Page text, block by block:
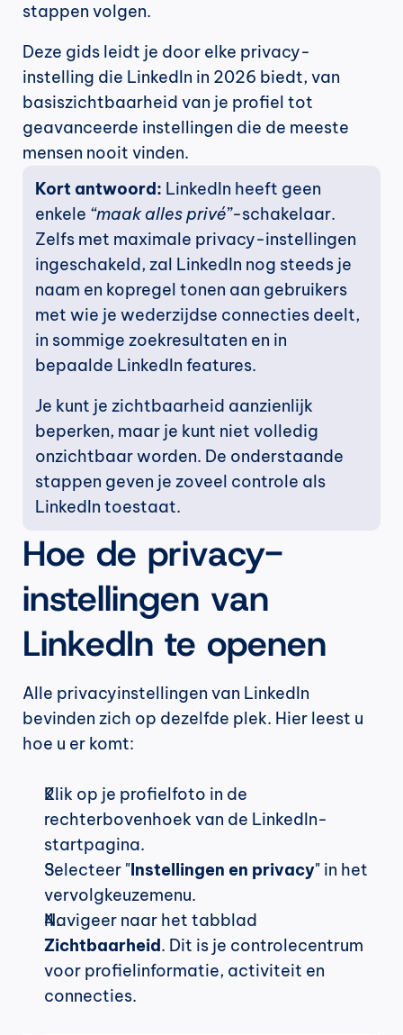
stappen volgen.
Deze gids leidt je door elke privacy-
instelling die LinkedIn in 2026 biedt, van
basiszichtbaarheid van je profiel tot
geavanceerde instellingen die de meeste
mensen nooit vinden.
Kort antwoord: LinkedIn heeft geen
enkele “maak alles privé”-schakelaar.
Zelfs met maximale privacy-instellingen
ingeschakeld, zal LinkedIn nog steeds je
naam en kopregel tonen aan gebruikers
met wie je wederzijdse connecties deelt,
in sommige zoekresultaten en in
bepaalde LinkedIn features.
Je kunt je zichtbaarheid aanzienlijk
beperken, maar je kunt niet volledig
onzichtbaar worden. De onderstaande
stappen geven je zoveel controle als
LinkedIn toestaat.
Hoe de privacy-
instellingen van
LinkedIn te openen
Alle privacyinstellingen van LinkedIn
bevinden zich op dezelfde plek. Hier leest u
hoe u er komt:
Klik op je profielfoto in de
rechterbovenhoek van de LinkedIn-
startpagina.
Selecteer "Instellingen en privacy" in het
vervolgkeuzemenu.
Zichtbaarheid. Dit is je controlecentrum
voor profielinformatie, activiteit en
connecties.